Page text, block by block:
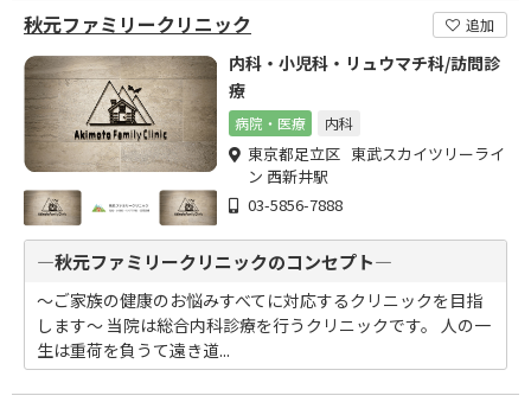
秋元ファミリークリニック 追加
内科・小児科・リュウマチ科/訪問診
療
病院・医療 内科
東京都足立区 東武スカイツリーライ
ン 西新井駅
03-5856-7888
―秋元ファミリークリニックのコンセプト―
～ご家族の健康のお悩みすべてに対応するクリニックを目指
します～ 当院は総合内科診療を行うクリニックです。 人の一
生は重荷を負うて遠き道...